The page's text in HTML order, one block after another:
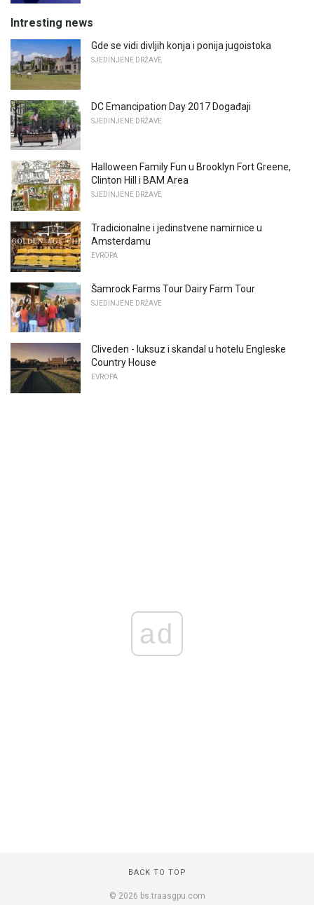
Intresting news
Gde se vidi divljih konja i ponija jugoistoka
SJEDINJENE DRŽAVE
DC Emancipation Day 2017 Događaji
SJEDINJENE DRŽAVE
Halloween Family Fun u Brooklyn Fort Greene,
Clinton Hill i BAM Area
SJEDINJENE DRŽAVE
Tradicionalne i jedinstvene namirnice u
Amsterdamu
EVROPA
Šamrock Farms Tour Dairy Farm Tour
SJEDINJENE DRŽAVE
Cliveden - luksuz i skandal u hotelu Engleske
Country House
EVROPA
ad
BACK TO TOP
© 2026 bs.traasgpu.com